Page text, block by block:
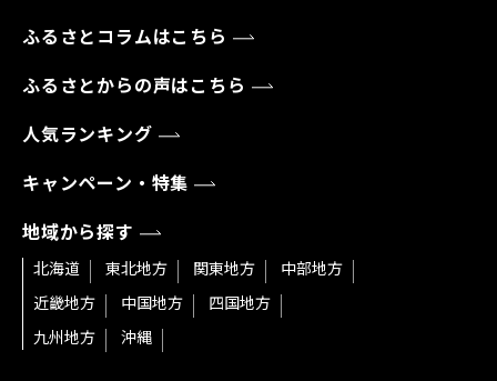
ふるさとコラムはこちら
ふるさとからの声はこちら
人気ランキング
キャンペーン・特集
地域から探す
北海道 東北地方 関東地方
中部地方
近畿地方
中国地方
四国地方
九州地方
沖縄